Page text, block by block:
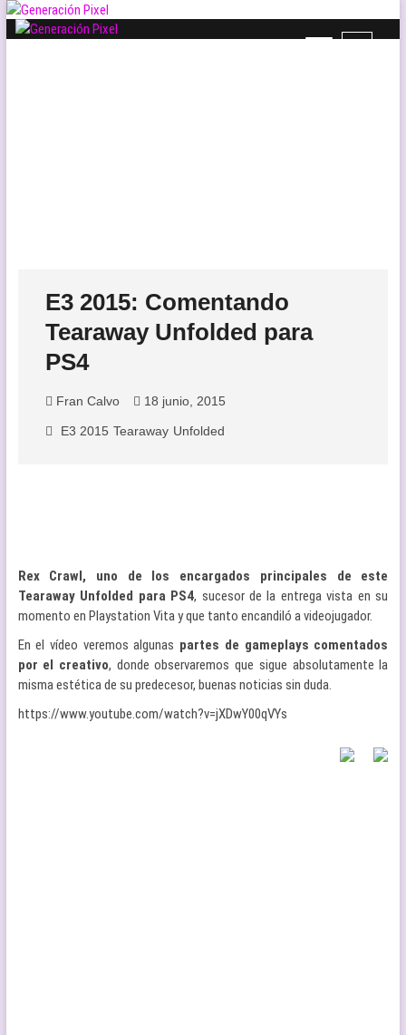
Saltar
B
E3 2015: Comentando
Tearaway Unfolded para
PS4
Fran Calvo 18 junio, 2015
E3 2015 Tearaway Unfolded
Rex Crawl, uno de los encargados principales de este
Tearaway Unfolded para PS4, sucesor de la entrega vista en su
momento en Playstation Vita y que tanto encandiló a videojugador.
En el vídeo veremos algunas partes de gameplays comentados
por el creativo, donde observaremos que sigue absolutamente la
misma estética de su predecesor, buenas noticias sin duda.
https://www.youtube.com/watch?v=jXDwY00qVYs